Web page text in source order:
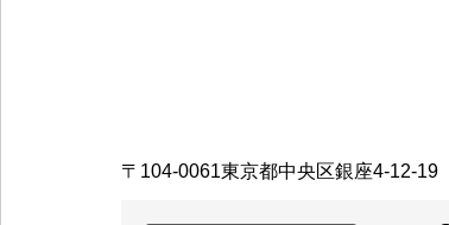
〒104-0061東京都中央区銀座4-12-19